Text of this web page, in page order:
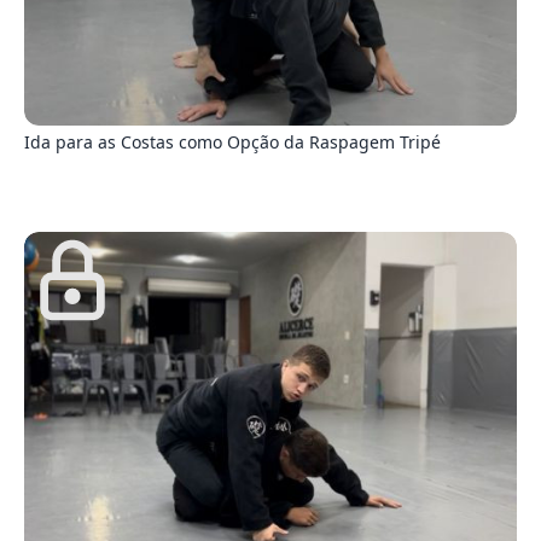
Ida para as Costas como Opção da Raspagem Tripé